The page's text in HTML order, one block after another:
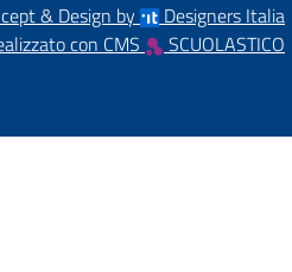
& Design by
Designers Italia
con CMS
SCUOLASTICO